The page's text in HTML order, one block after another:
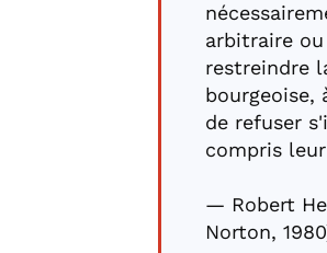
arbitraire
restreindre
bourgeoise,
de refuser
compris
— Robert
Norton,